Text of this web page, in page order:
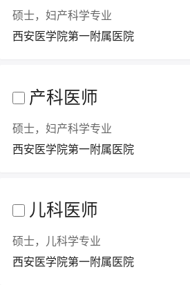
硕士，妇产科学专业
西安医学院第一附属医院
产科医师
硕士，妇产科学专业
西安医学院第一附属医院
儿科医师
硕士，儿科学专业
西安医学院第一附属医院